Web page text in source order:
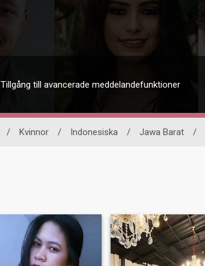
Tillgång till avancerade meddelandefunktioner
/ Kvinnor / Indonesiska / Jawa Barat /